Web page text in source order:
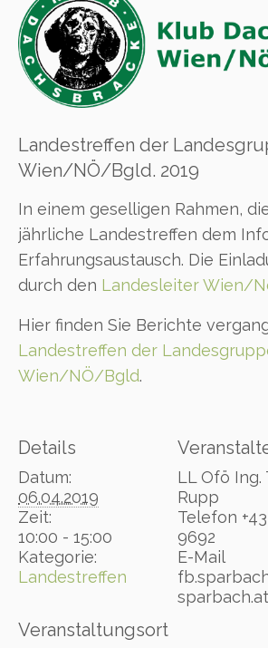
Landestreffen der
Wien/NÖ/Bgld. 2019
In einem geselligen Rahmen,
jährliche Landestreffen dem
Erfahrungsaustausch. Die
durch den Landesleiter Wien/
Hier finden Sie Berichte
Landestreffen der
Wien/NÖ/Bgld.
Details
Datum:
06.04.2019
Zeit:
10:00 - 15:00
Kategorie:
Landestreffen
Veranstaltungsort
LL Ofö Ing.
Rupp
Telefon
9692
E-Mail
sparbach.at